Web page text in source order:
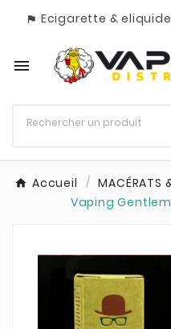
 Ecigarette &

Accueil MACÉRATS
Vaping